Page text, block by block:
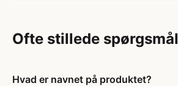
Ofte stillede spørgsmål
Hvad er navnet på produktet?